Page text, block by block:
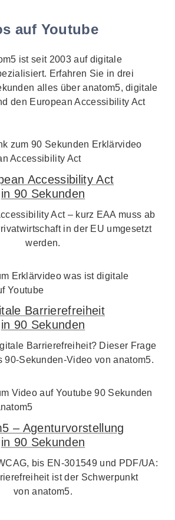
auf Youtube
ist seit 2003 auf digitale
Erfahren Sie in drei
alles über anatom5, digitale
den European Accessibility Act
Accessibility Act
in 90 Sekunden
Act – kurz EAA muss ab
in der EU umgesetzt
werden.
Barrierefreiheit
in 90 Sekunden
Barrierefreiheit? Dieser Frage
90-Sekunden-Video von anatom5.
– Agenturvorstellung
in 90 Sekunden
bis EN-301549 und PDF/UA:
ist der Schwerpunkt
von anatom5.